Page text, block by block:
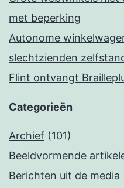
met beperking
Autonome
slechtzienden
Flint ontvangt
Categorieën
Archief (101)
Beeldvormende
Berichten uit de media